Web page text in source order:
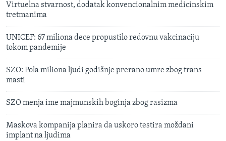
Virtuelna stvarnost, dodatak konvencionalnim medicinskim
tretmanima
UNICEF: 67 miliona dece propustilo redovnu vakcinaciju
tokom pandemije
SZO: Pola miliona ljudi godišnje prerano umre zbog trans
masti
SZO menja ime majmunskih boginja zbog rasizma
Maskova kompanija planira da uskoro testira moždani
implant na ljudima